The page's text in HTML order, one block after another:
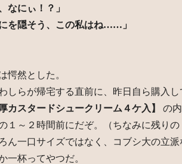
なにぃ！？」
にを隠そう、この私はね……」
愕然とした。
しらが帰宅する直前に、昨日自ら購入し
厚カスタードシュークリーム４ケ入】
の
１～２時間前にだぞ。（ちなみに残り
ん一口サイズではなく、コブシ大の立
一杯ってやつだ。